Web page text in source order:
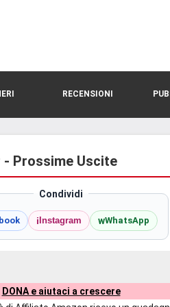
RECENSIONI
- Prossime Uscite
Condividi
i Instagram wWhatsApp
DONA e aiutaci a crescere